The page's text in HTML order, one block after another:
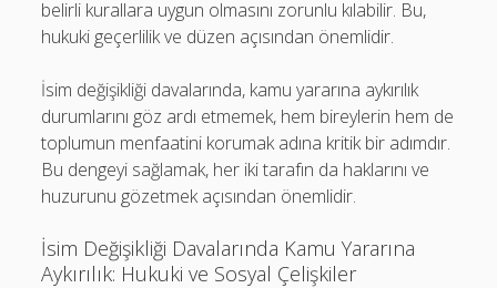
belirli kurallara uygun olmasını zorunlu kılabilir. Bu,
hukuki geçerlilik ve düzen açısından önemlidir.
İsim değişikliği davalarında, kamu yararına aykırılık
durumlarını göz ardı etmemek, hem bireylerin hem de
toplumun menfaatini korumak adına kritik bir adımdır.
Bu dengeyi sağlamak, her iki tarafın da haklarını ve
huzurunu gözetmek açısından önemlidir.
İsim Değişikliği Davalarında Kamu Yararına
Aykırılık: Hukuki ve Sosyal Çelişkiler